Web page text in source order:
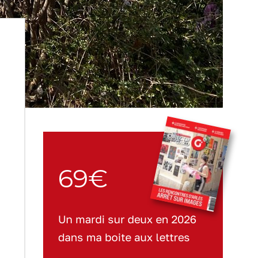
69€
Un mardi sur deux en 2026
dans ma boite aux lettres